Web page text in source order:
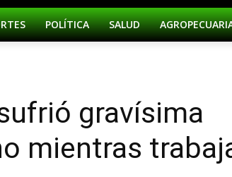
POLÍTICA SALUD
gravísima
mientras